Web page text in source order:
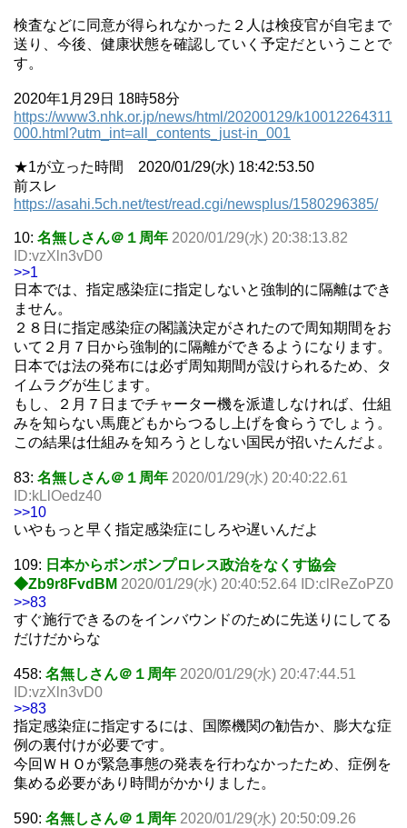
検査などに同意が得られなかった２人は検疫官が自宅まで
送り、今後、健康状態を確認していく予定だということで
す。
2020年1月29日 18時58分
https://www3.nhk.or.jp/news/html/20200129/k10012264311
000.html?utm_int=all_contents_just-in_001
★1が立った時間 2020/01/29(水) 18:42:53.50
前スレ
https://asahi.5ch.net/test/read.cgi/newsplus/1580296385/
10: 名無しさん＠１周年 2020/01/29(水) 20:38:13.82
ID:vzXln3vD0
>>1
日本では、指定感染症に指定しないと強制的に隔離はでき
ません。
２８日に指定感染症の閣議決定がされたので周知期間をお
いて２月７日から強制的に隔離ができるようになります。
日本では法の発布には必ず周知期間が設けられるため、タ
イムラグが生じます。
もし、２月７日までチャーター機を派遣しなければ、仕組
みを知らない馬鹿どもからつるし上げを食らうでしょう。
この結果は仕組みを知ろうとしない国民が招いたんだよ。
83: 名無しさん＠１周年 2020/01/29(水) 20:40:22.61
ID:kLlOedz40
>>10
いやもっと早く指定感染症にしろや遅いんだよ
109: 日本からボンボンプロレス政治をなくす協会
◆Zb9r8FvdBM 2020/01/29(水) 20:40:52.64 ID:clReZoPZ0
>>83
すぐ施行できるのをインバウンドのために先送りにしてる
だけだからな
458: 名無しさん＠１周年 2020/01/29(水) 20:47:44.51
ID:vzXln3vD0
>>83
指定感染症に指定するには、国際機関の勧告か、膨大な症
例の裏付けが必要です。
今回ＷＨＯが緊急事態の発表を行わなかったため、症例を
集める必要があり時間がかかりました。
590: 名無しさん＠１周年 2020/01/29(水) 20:50:09.26